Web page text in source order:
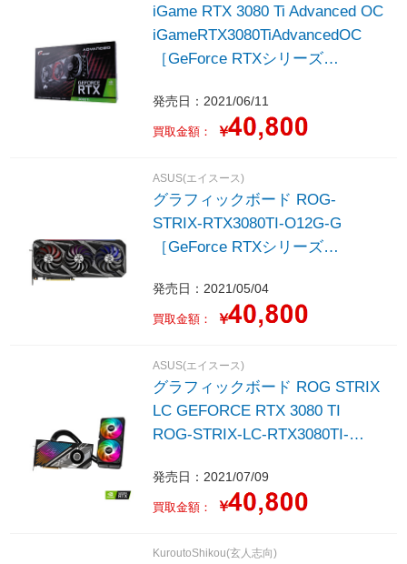
iGame RTX 3080 Ti Advanced OC
iGameRTX3080TiAdvancedOC
［GeForce RTXシリーズ
発売日：2021/06/11
買取金額： ￥
ASUS(エイスース)
グラフィックボード ROG-
STRIX-RTX3080TI-O12G-G
［GeForce RTXシリーズ
発売日：2021/05/04
買取金額： ￥
ASUS(エイスース)
グラフィックボード ROG STRIX
LC GEFORCE RTX 3080 TI
ROG-STRIX-LC-RTX3080TI-
シリーズ /12GB］
発売日：2021/07/09
買取金額： ￥
KuroutoShikou(玄人志向)